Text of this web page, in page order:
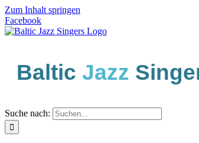
Zum Inhalt springen
Facebook
Baltic Jazz
Suche nach: